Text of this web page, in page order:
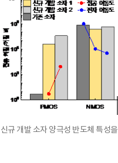
규 개발 소자 양극성 반도체 특성을